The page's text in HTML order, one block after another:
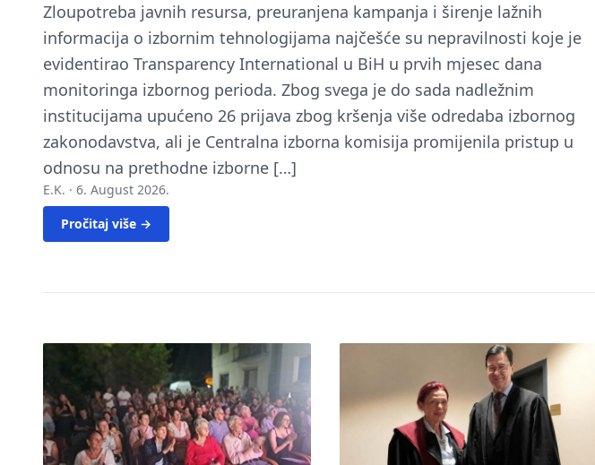
Zloupotreba javnih resursa, preuranjena kampanja i širenje lažnih
informacija o izbornim tehnologijama najčešće su nepravilnosti koje je
evidentirao Transparency International u BiH u prvih mjesec dana
monitoringa izbornog perioda. Zbog svega je do sada nadležnim
institucijama upućeno 26 prijava zbog kršenja više odredaba izbornog
zakonodavstva, ali je Centralna izborna komisija promijenila pristup u
odnosu na prethodne izborne […]
E.K. · 6. August 2026.
Pročitaj više →